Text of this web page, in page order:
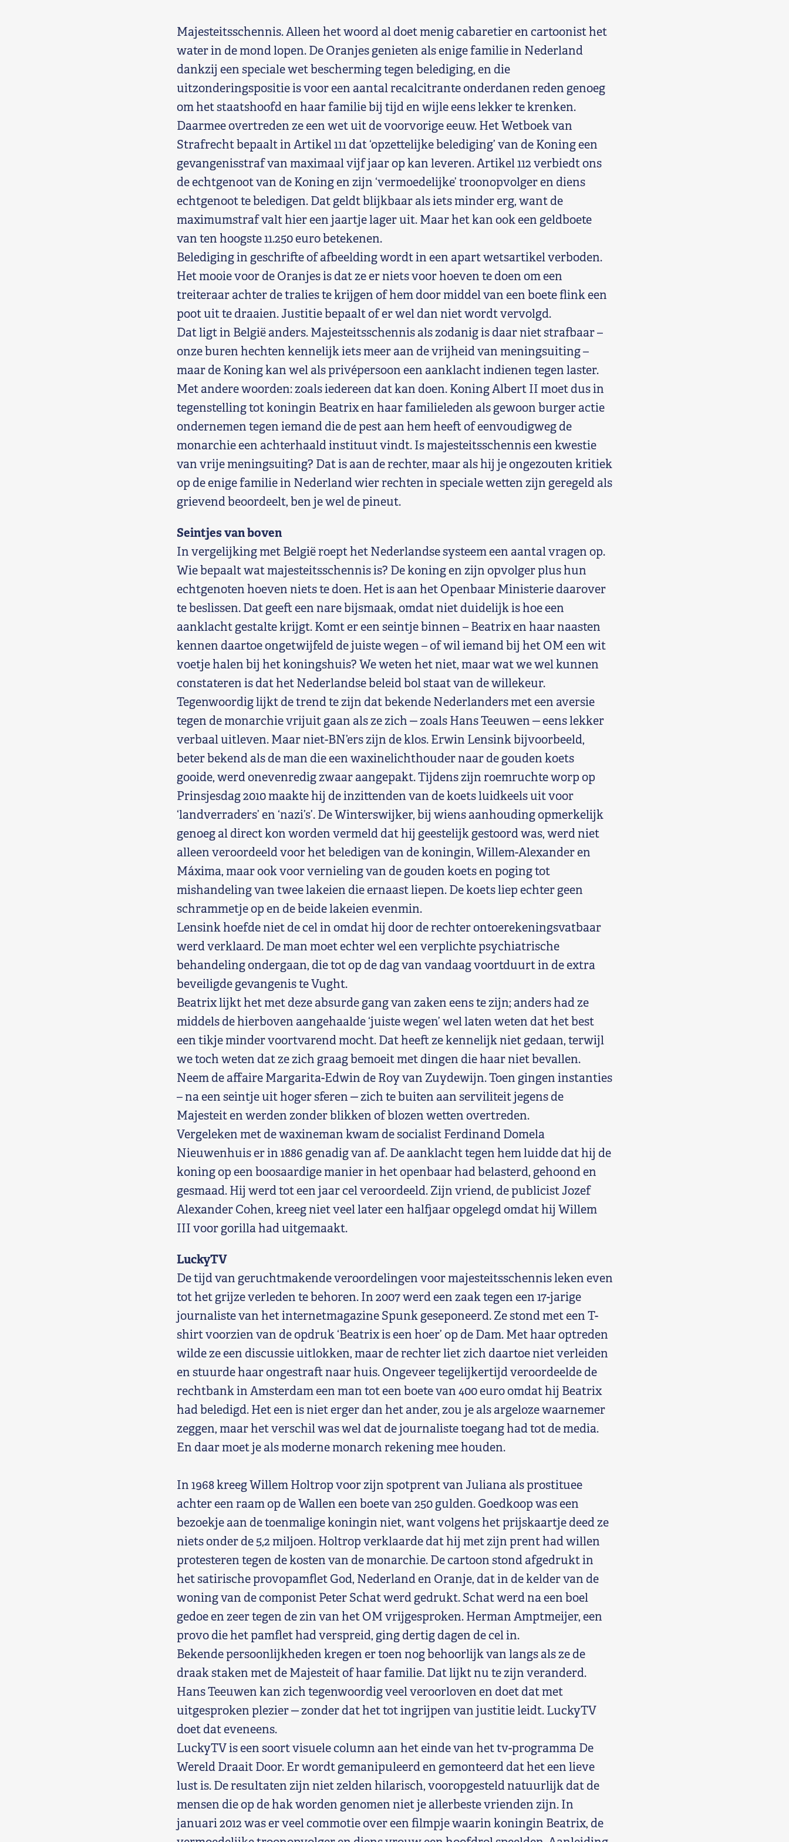
Majesteitsschennis. Alleen het woord al doet menig cabaretier en cartoonist het
water in de mond lopen. De Oranjes genieten als enige familie in Nederland
dankzij een speciale wet bescherming tegen belediging, en die
uitzonderingspositie is voor een aantal recalcitrante onderdanen reden genoeg
om het staatshoofd en haar familie bij tijd en wijle eens lekker te krenken.
Daarmee overtreden ze een wet uit de voorvorige eeuw. Het Wetboek van
Strafrecht bepaalt in Artikel 111 dat ‘opzettelijke belediging’ van de Koning een
gevangenisstraf van maximaal vijf jaar op kan leveren. Artikel 112 verbiedt ons
de echtgenoot van de Koning en zijn ‘vermoedelijke’ troonopvolger en diens
echtgenoot te beledigen. Dat geldt blijkbaar als iets minder erg, want de
maximumstraf valt hier een jaartje lager uit. Maar het kan ook een geldboete
van ten hoogste 11.250 euro betekenen.
Belediging in geschrifte of afbeelding wordt in een apart wetsartikel verboden.
Het mooie voor de Oranjes is dat ze er niets voor hoeven te doen om een
treiteraar achter de tralies te krijgen of hem door middel van een boete flink een
poot uit te draaien. Justitie bepaalt of er wel dan niet wordt vervolgd.
Dat ligt in België anders. Majesteitsschennis als zodanig is daar niet strafbaar –
onze buren hechten kennelijk iets meer aan de vrijheid van meningsuiting –
maar de Koning kan wel als privépersoon een aanklacht indienen tegen laster.
Met andere woorden: zoals iedereen dat kan doen. Koning Albert II moet dus in
tegenstelling tot koningin Beatrix en haar familieleden als gewoon burger actie
ondernemen tegen iemand die de pest aan hem heeft of eenvoudigweg de
monarchie een achterhaald instituut vindt. Is majesteitsschennis een kwestie
van vrije meningsuiting? Dat is aan de rechter, maar als hij je ongezouten kritiek
op de enige familie in Nederland wier rechten in speciale wetten zijn geregeld als
grievend beoordeelt, ben je wel de pineut.
Seintjes van boven
In vergelijking met België roept het Nederlandse systeem een aantal vragen op.
Wie bepaalt wat majesteitsschennis is? De koning en zijn opvolger plus hun
echtgenoten hoeven niets te doen. Het is aan het Openbaar Ministerie daarover
te beslissen. Dat geeft een nare bijsmaak, omdat niet duidelijk is hoe een
aanklacht gestalte krijgt. Komt er een seintje binnen – Beatrix en haar naasten
kennen daartoe ongetwijfeld de juiste wegen – of wil iemand bij het OM een wit
voetje halen bij het koningshuis? We weten het niet, maar wat we wel kunnen
constateren is dat het Nederlandse beleid bol staat van de willekeur.
Tegenwoordig lijkt de trend te zijn dat bekende Nederlanders met een aversie
tegen de monarchie vrijuit gaan als ze zich ‒ zoals Hans Teeuwen ‒ eens lekker
verbaal uitleven. Maar niet-BN’ers zijn de klos. Erwin Lensink bijvoorbeeld,
beter bekend als de man die een waxinelichthouder naar de gouden koets
gooide, werd onevenredig zwaar aangepakt. Tijdens zijn roemruchte worp op
Prinsjesdag 2010 maakte hij de inzittenden van de koets luidkeels uit voor
‘landverraders’ en ‘nazi’s’. De Winterswijker, bij wiens aanhouding opmerkelijk
genoeg al direct kon worden vermeld dat hij geestelijk gestoord was, werd niet
alleen veroordeeld voor het beledigen van de koningin, Willem-Alexander en
Máxima, maar ook voor vernieling van de gouden koets en poging tot
mishandeling van twee lakeien die ernaast liepen. De koets liep echter geen
schrammetje op en de beide lakeien evenmin.
Lensink hoefde niet de cel in omdat hij door de rechter ontoerekeningsvatbaar
werd verklaard. De man moet echter wel een verplichte psychiatrische
behandeling ondergaan, die tot op de dag van vandaag voortduurt in de extra
beveiligde gevangenis te Vught.
Beatrix lijkt het met deze absurde gang van zaken eens te zijn; anders had ze
middels de hierboven aangehaalde ‘juiste wegen’ wel laten weten dat het best
een tikje minder voortvarend mocht. Dat heeft ze kennelijk niet gedaan, terwijl
we toch weten dat ze zich graag bemoeit met dingen die haar niet bevallen.
Neem de affaire Margarita-Edwin de Roy van Zuydewijn. Toen gingen instanties
– na een seintje uit hoger sferen ‒ zich te buiten aan serviliteit jegens de
Majesteit en werden zonder blikken of blozen wetten overtreden.
Vergeleken met de waxineman kwam de socialist Ferdinand Domela
Nieuwenhuis er in 1886 genadig van af. De aanklacht tegen hem luidde dat hij de
koning op een boosaardige manier in het openbaar had belasterd, gehoond en
gesmaad. Hij werd tot een jaar cel veroordeeld. Zijn vriend, de publicist Jozef
Alexander Cohen, kreeg niet veel later een halfjaar opgelegd omdat hij Willem
III voor gorilla had uitgemaakt.
LuckyTV
De tijd van geruchtmakende veroordelingen voor majesteitsschennis leken even
tot het grijze verleden te behoren. In 2007 werd een zaak tegen een 17-jarige
journaliste van het internetmagazine Spunk geseponeerd. Ze stond met een T-
shirt voorzien van de opdruk ‘Beatrix is een hoer’ op de Dam. Met haar optreden
wilde ze een discussie uitlokken, maar de rechter liet zich daartoe niet verleiden
en stuurde haar ongestraft naar huis. Ongeveer tegelijkertijd veroordeelde de
rechtbank in Amsterdam een man tot een boete van 400 euro omdat hij Beatrix
had beledigd. Het een is niet erger dan het ander, zou je als argeloze waarnemer
zeggen, maar het verschil was wel dat de journaliste toegang had tot de media.
En daar moet je als moderne monarch rekening mee houden.
In 1968 kreeg Willem Holtrop voor zijn spotprent van Juliana als prostituee
achter een raam op de Wallen een boete van 250 gulden. Goedkoop was een
bezoekje aan de toenmalige koningin niet, want volgens het prijskaartje deed ze
niets onder de 5,2 miljoen. Holtrop verklaarde dat hij met zijn prent had willen
protesteren tegen de kosten van de monarchie. De cartoon stond afgedrukt in
het satirische provopamflet God, Nederland en Oranje, dat in de kelder van de
woning van de componist Peter Schat werd gedrukt. Schat werd na een boel
gedoe en zeer tegen de zin van het OM vrijgesproken. Herman Amptmeijer, een
provo die het pamflet had verspreid, ging dertig dagen de cel in.
Bekende persoonlijkheden kregen er toen nog behoorlijk van langs als ze de
draak staken met de Majesteit of haar familie. Dat lijkt nu te zijn veranderd.
Hans Teeuwen kan zich tegenwoordig veel veroorloven en doet dat met
uitgesproken plezier ‒ zonder dat het tot ingrijpen van justitie leidt. LuckyTV
doet dat eveneens.
LuckyTV is een soort visuele column aan het einde van het tv-programma De
Wereld Draait Door. Er wordt gemanipuleerd en gemonteerd dat het een lieve
lust is. De resultaten zijn niet zelden hilarisch, vooropgesteld natuurlijk dat de
mensen die op de hak worden genomen niet je allerbeste vrienden zijn. In
januari 2012 was er veel commotie over een filmpje waarin koningin Beatrix, de